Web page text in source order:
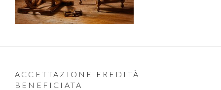
ACCETTAZIONE EREDITÀ
BENEFICIATA